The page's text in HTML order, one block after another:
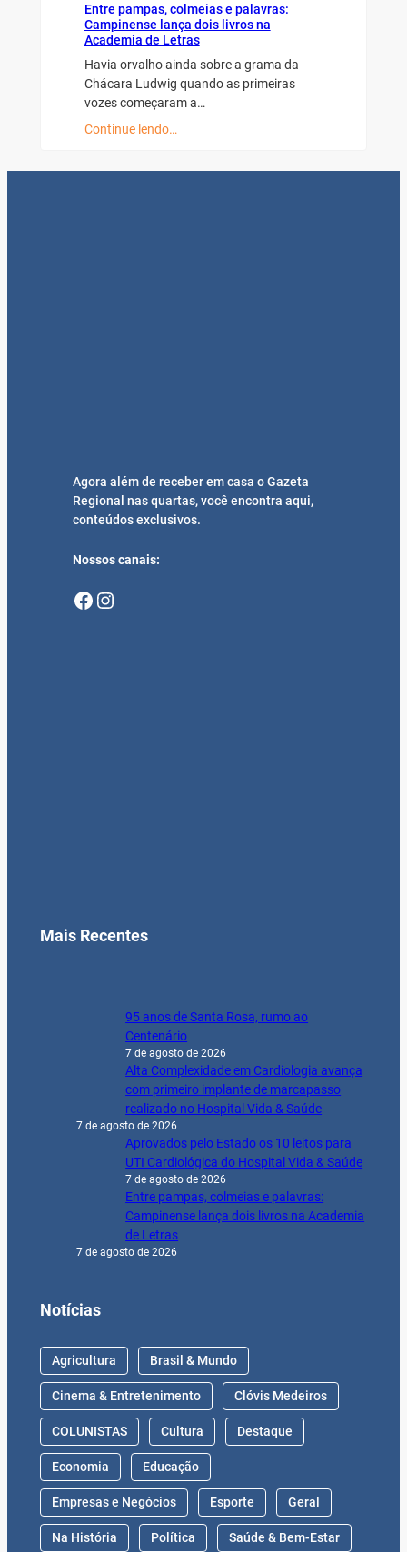
Entre pampas, colmeias e palavras:
Campinense lança dois livros na
Academia de Letras
Havia orvalho ainda sobre a grama da
Chácara Ludwig quando as primeiras
vozes começaram a…
Continue lendo…
Agora além de receber em casa o Gazeta
Regional nas quartas, você encontra aqui,
conteúdos exclusivos.
Nossos canais:
Facebook Instagram
Mais Recentes
95 anos de Santa Rosa, rumo ao
Centenário
7 de agosto de 2026
Alta Complexidade em Cardiologia avança
com primeiro implante de marcapasso
realizado no Hospital Vida & Saúde
7 de agosto de 2026
Aprovados pelo Estado os 10 leitos para
UTI Cardiológica do Hospital Vida & Saúde
7 de agosto de 2026
Entre pampas, colmeias e palavras:
Campinense lança dois livros na Academia
de Letras
7 de agosto de 2026
Notícias
Agricultura Brasil & Mundo
Cinema & Entretenimento Clóvis Medeiros
COLUNISTAS Cultura Destaque
Economia Educação
Empresas e Negócios Esporte Geral
Na História Política Saúde & Bem-Estar